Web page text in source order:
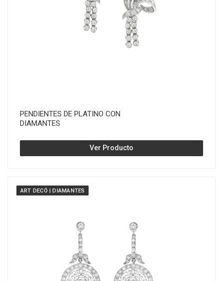
PENDIENTES DE PLATINO CON
DIAMANTES
Ver Producto
ART DECÓ | DIAMANTES